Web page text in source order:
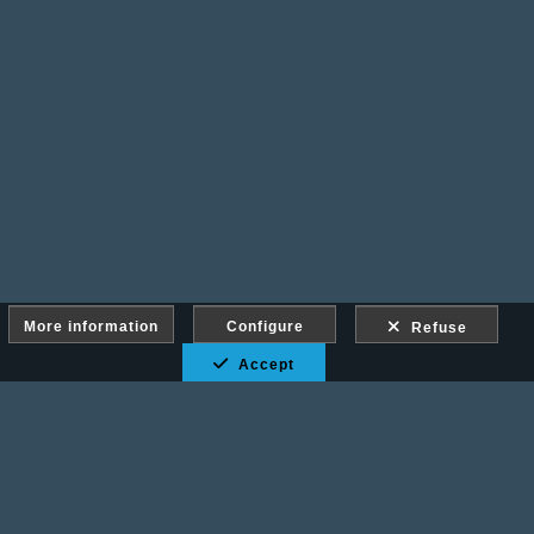
More information Configure Refuse
Accept